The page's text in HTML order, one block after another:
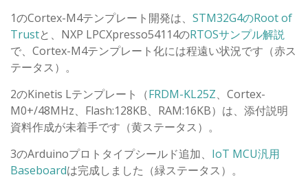
1のCortex-M4テンプレート開発は、 STM32G4のRoot of
Trustと、NXP LPCXpresso54114のRTOSサンプル解説
で、Cortex-M4テンプレート化には程遠い状況です（赤ス
テータス）。
2のKinetis Lテンプレート（FRDM-KL25Z、Cortex-
M0+/48MHz、Flash:128KB、RAM:16KB）は、添付説明
資料作成が未着手です（黄ステータス）。
3のArduinoプロトタイプシールド追加、 IoT MCU汎用
Baseboardは完成しました（緑ステータス）。